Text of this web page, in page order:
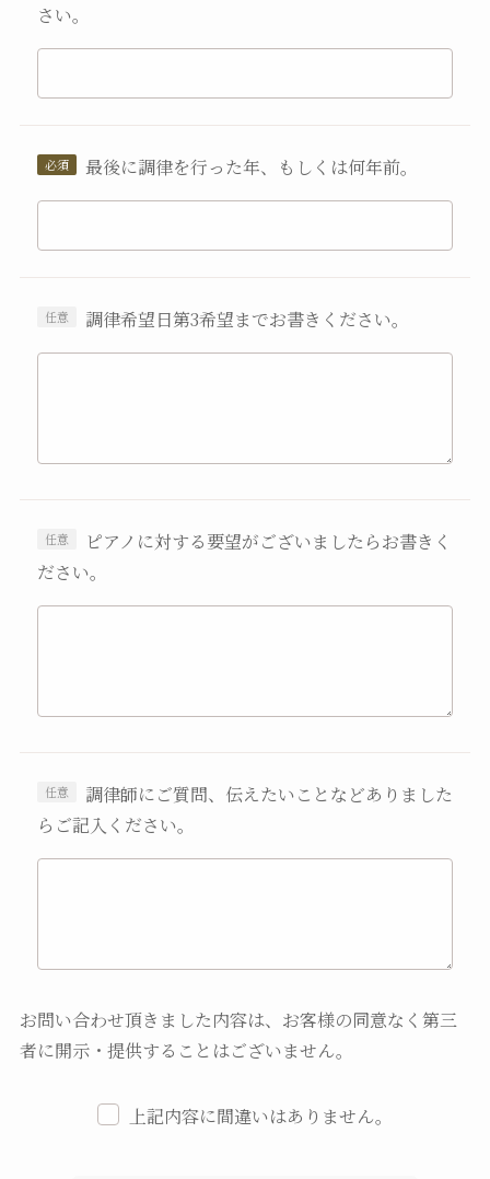
さい。
最後に調律を行った年、もしくは何年前。
調律希望日第3希望までお書きください。
ピアノに対する要望がございましたらお書きく
ださい。
調律師にご質問、伝えたいことなどありました
らご記入ください。
お問い合わせ頂きました内容は、お客様の同意なく第三
者に開示・提供することはございません。
上記内容に間違いはありません。